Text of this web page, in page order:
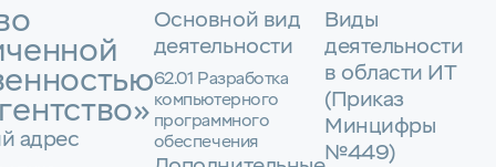
адрес
Основной вид
деятельности
62.01 Разработка
компьютерного
программного
обеспечения
Виды
деятельности
в области ИТ
(Приказ
Минцифры
№449)